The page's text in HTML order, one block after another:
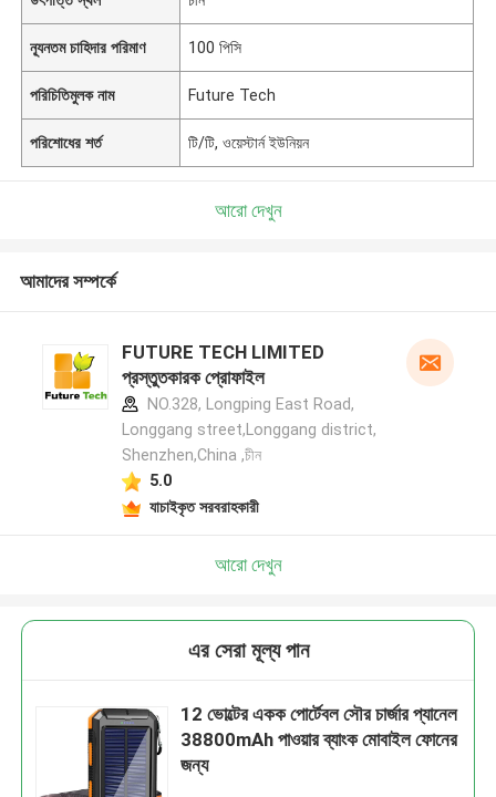
ন্যূনতম চাহিদার পরিমাণ 100 পিসি
পরিচিতিমুলক নাম Future Tech
পরিশোধের শর্ত টি/টি, ওয়েস্টার্ন ইউনিয়ন
আরো দেখুন
আমাদের সম্পর্কে
FUTURE TECH LIMITED
প্রস্তুতকারক প্রোফাইল
NO.328, Longping East Road,
Longgang street,Longgang district,
Shenzhen,China ,চীন
5.0
যাচাইকৃত সরবরাহকারী
আরো দেখুন
এর সেরা মূল্য পান
12 ভোল্টের একক পোর্টেবল সৌর চার্জার প্যানেল
38800mAh পাওয়ার ব্যাংক মোবাইল ফোনের
জন্য